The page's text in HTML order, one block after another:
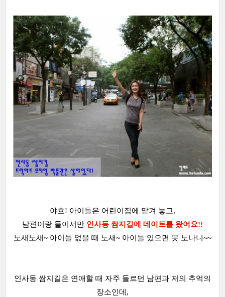
야호! 아이들은 어린이집에 맡겨 놓고,
남편이랑 둘이서만 인사동 쌈지길에 데이트를 왔어요!!
노새노새~ 아이들 없을 때 노새~ 아이들 있으면 못 노나니~~
인사동 쌈지길은 연애할 때 자주 들르던 남편과 저의 추억의
장소인데,